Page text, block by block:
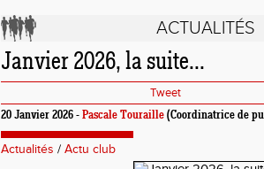
ACTUALITÉS
Janvier 2026, la suite...
Tweet
20 Janvier 2026 - Pascale Touraille (Coordinatrice de
Actualités / Actu club